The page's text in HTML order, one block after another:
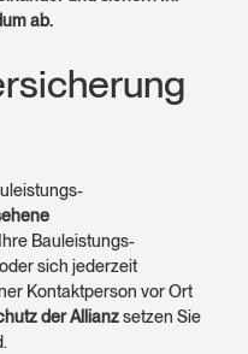
ab.
Bauleistungs­
sich jederzeit
Kontakt­person vor Ort
der Allianzsetzen Sie